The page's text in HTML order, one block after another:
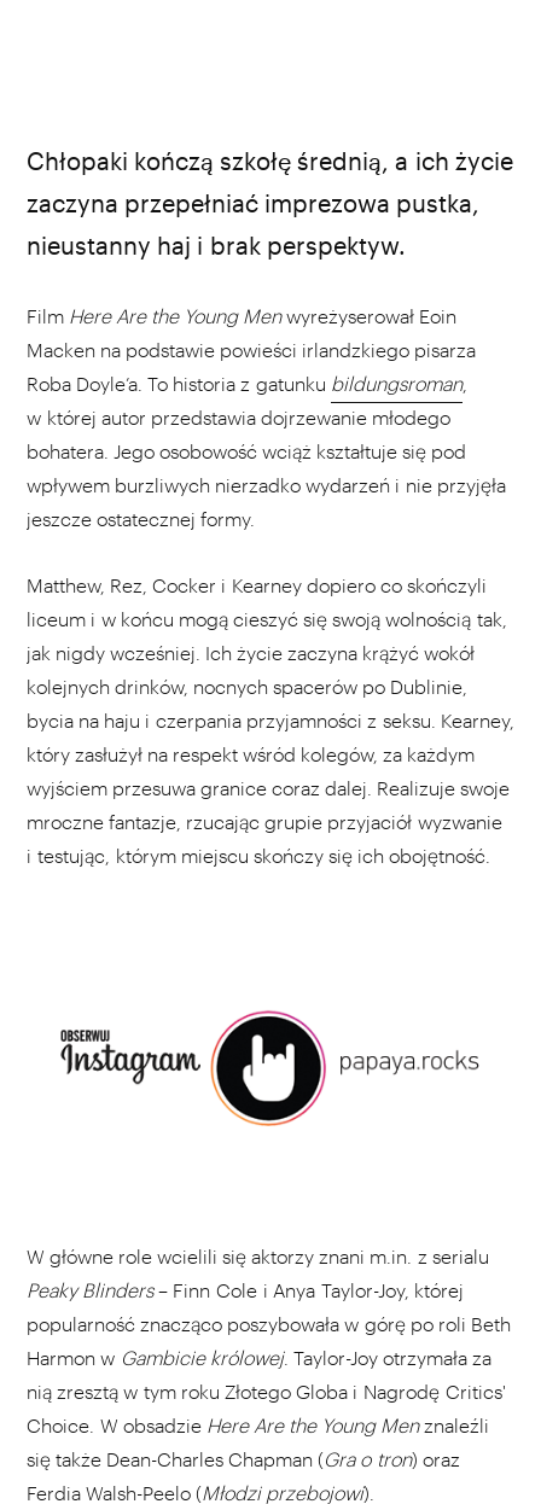
Chłopaki kończą szkołę średnią, a ich życie
zaczyna przepełniać imprezowa pustka,
nieustanny haj i brak perspektyw.
Film Here Are the Young Menwyreżyserował Eoin
Macken na podstawie powieści irlandzkiego pisarza
Roba Doyle’a. To historia z gatunku bildungsroman,
w której autor przedstawia dojrzewanie młodego
bohatera. Jego osobowość wciąż kształtuje się pod
wpływem burzliwych nierzadko wydarzeń i nie przyjęła
jeszcze ostatecznej formy.
Matthew, Rez, Cocker i Kearney dopiero co skończyli
liceum i w końcu mogą cieszyć się swoją wolnością tak,
jak nigdy wcześniej. Ich życie zaczyna krążyć wokół
kolejnych drinków, nocnych spacerów po Dublinie,
bycia na haju i czerpania przyjamności z seksu. Kearney,
który zasłużył na respekt wśród kolegów, za każdym
wyjściem przesuwa granice coraz dalej. Realizuje swoje
mroczne fantazje, rzucając grupie przyjaciół wyzwanie
i testując, którym miejscu skończy się ich obojętność.
W główne role wcielili się aktorzy znani m.in. z serialu
Peaky Blinders– Finn Cole i Anya Taylor-Joy, której
popularność znacząco poszybowała w górę po roli Beth
Harmon w Gambicie królowej. Taylor-Joy otrzymała za
nią zresztą w tym roku Złotego Globa i Nagrodę Critics'
Choice. W obsadzie Here Are the Young Menznaleźli
się także Dean-Charles Chapman (Gra o tron) oraz
Ferdia Walsh-Peelo (Młodzi przebojowi).